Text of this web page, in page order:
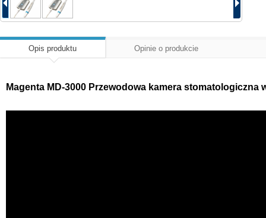
Opis produktu Opinie o produkcie
Magenta MD-3000 Przewodowa kamera stomatologiczna